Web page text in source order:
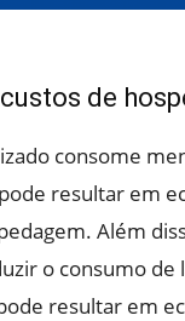
de
consome
resultar em
Além
o consumo de
resultar em